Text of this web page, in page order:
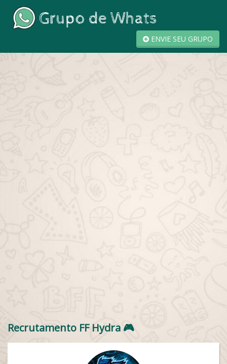
ENVIE SEU GRUPO
Recrutamento FF Hydra 🎮